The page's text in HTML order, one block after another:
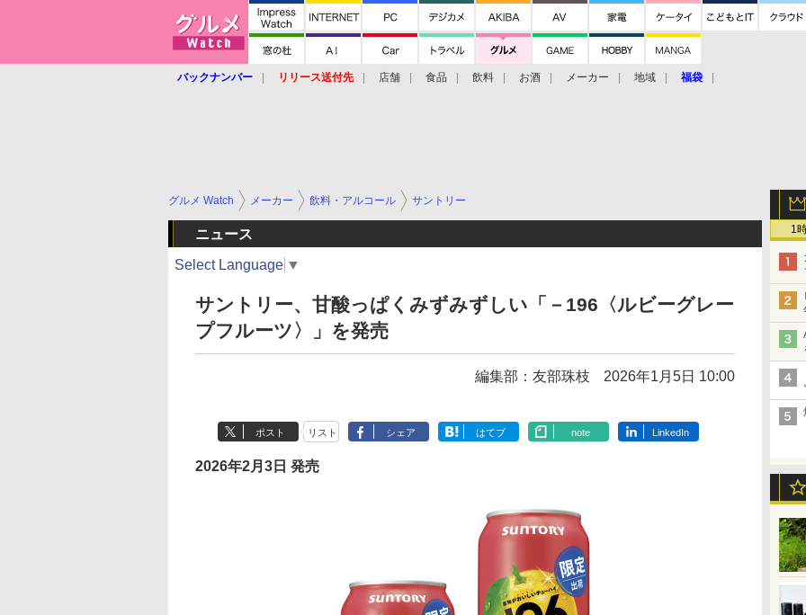
バックナンバー リリース送付先 店舗 食品 飲料 お酒 メーカー 地域 福袋
1
グルメ Watch メーカー 飲料・アルコール サントリー
ニュース
Select Language ▼
サントリー、甘酸っぱくみずみずしい「－196〈ルビーグレー
プフルーツ〉」を発売
編集部：友部珠枝 2026年1月5日 10:00
ポスト リスト シェア はてブ note LinkedIn
2026年2月3日 発売